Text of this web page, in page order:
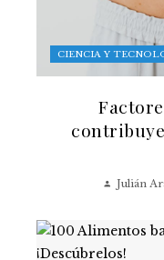
CIENCIA Y
Julián